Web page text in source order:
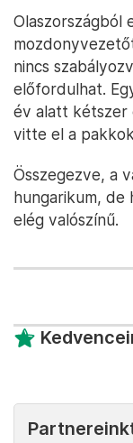
Olaszországból
nincs
előfordulhat.
év alatt kétszer
vitte el a
Összegezve, a
hungarikum,
elég valószínű.